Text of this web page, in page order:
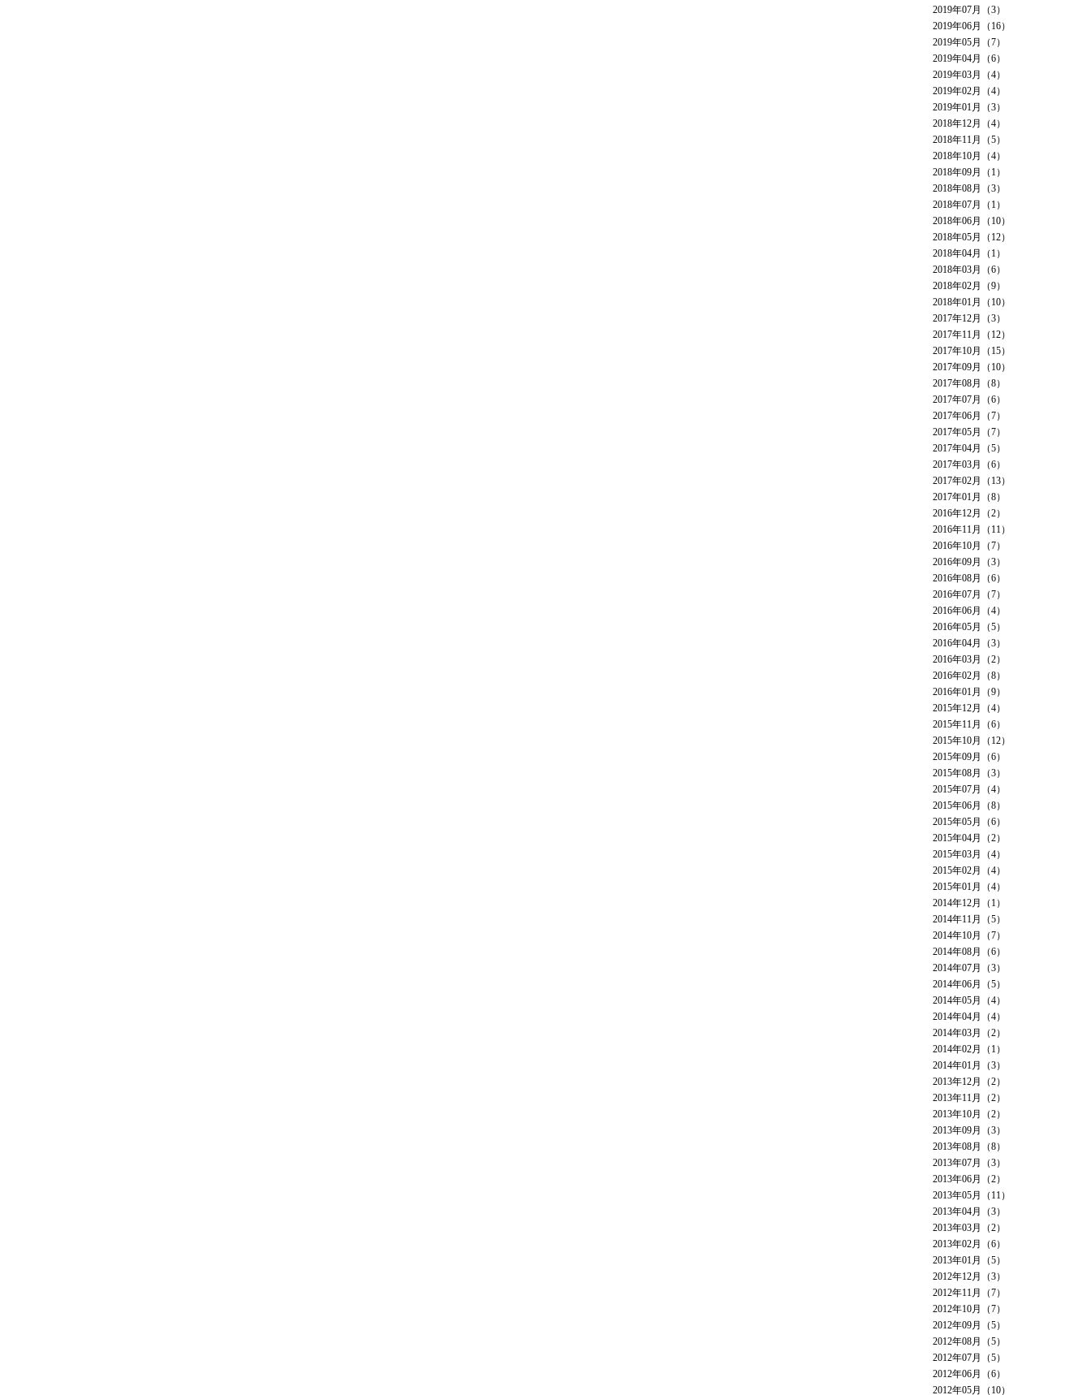
2019年07月（3）
2019年06月（16）
2019年05月（7）
2019年04月（6）
2019年03月（4）
2019年02月（4）
2019年01月（3）
2018年12月（4）
2018年11月（5）
2018年10月（4）
2018年09月（1）
2018年08月（3）
2018年07月（1）
2018年06月（10）
2018年05月（12）
2018年04月（1）
2018年03月（6）
2018年02月（9）
2018年01月（10）
2017年12月（3）
2017年11月（12）
2017年10月（15）
2017年09月（10）
2017年08月（8）
2017年07月（6）
2017年06月（7）
2017年05月（7）
2017年04月（5）
2017年03月（6）
2017年02月（13）
2017年01月（8）
2016年12月（2）
2016年11月（11）
2016年10月（7）
2016年09月（3）
2016年08月（6）
2016年07月（7）
2016年06月（4）
2016年05月（5）
2016年04月（3）
2016年03月（2）
2016年02月（8）
2016年01月（9）
2015年12月（4）
2015年11月（6）
2015年10月（12）
2015年09月（6）
2015年08月（3）
2015年07月（4）
2015年06月（8）
2015年05月（6）
2015年04月（2）
2015年03月（4）
2015年02月（4）
2015年01月（4）
2014年12月（1）
2014年11月（5）
2014年10月（7）
2014年08月（6）
2014年07月（3）
2014年06月（5）
2014年05月（4）
2014年04月（4）
2014年03月（2）
2014年02月（1）
2014年01月（3）
2013年12月（2）
2013年11月（2）
2013年10月（2）
2013年09月（3）
2013年08月（8）
2013年07月（3）
2013年06月（2）
2013年05月（11）
2013年04月（3）
2013年03月（2）
2013年02月（6）
2013年01月（5）
2012年12月（3）
2012年11月（7）
2012年10月（7）
2012年09月（5）
2012年08月（5）
2012年07月（5）
2012年06月（6）
2012年05月（10）